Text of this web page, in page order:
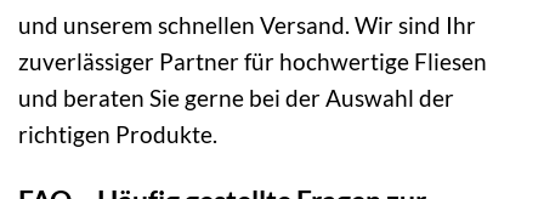
und unserem schnellen Versand. Wir sind Ihr
zuverlässiger Partner für hochwertige Fliesen
und beraten Sie gerne bei der Auswahl der
richtigen Produkte.